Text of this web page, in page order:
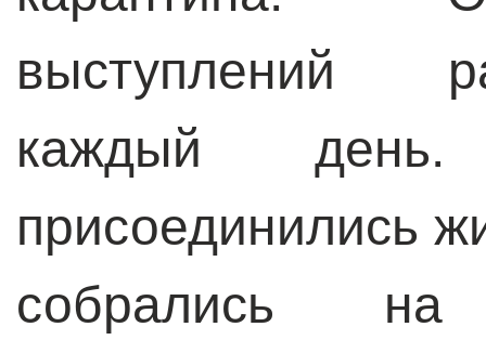
выступлений
каждый
присоединились
собрались